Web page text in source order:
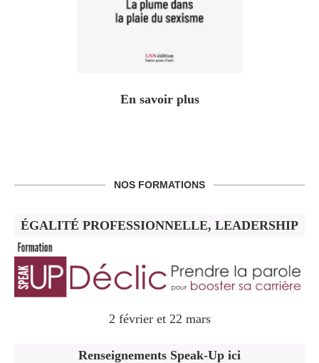
En savoir plus
NOS FORMATIONS
ÉGALITÉ PROFESSIONNELLE, LEADERSHIP
2 février et 22 mars
Renseignements Speak-Up ici